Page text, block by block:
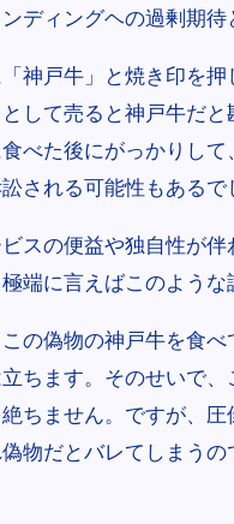
ディングヘの過剰期待
神戸牛」と焼き印を
として売ると神戸牛だ
べた後にがっかりし
される可能性もあるで
スの便益や独自性が
端に言えばこのような
の偽物の神戸牛を食
ちます。そのせいで
ちません。ですが、
物だとバレてしまうの